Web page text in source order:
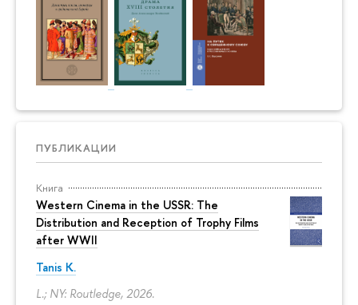
ПУБЛИКАЦИИ
Книга
Western Cinema in the USSR: The
Distribution and Reception of Trophy Films
after WWII
Tanis K.
L.; NY: Routledge, 2026.